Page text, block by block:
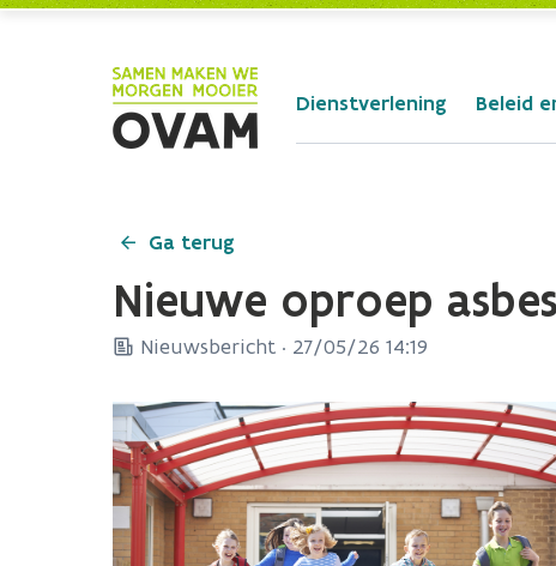
Dienstverlening Beleid
Ga terug
Nieuwe oproep
Nieuwsbericht · 27/05/26 14:19